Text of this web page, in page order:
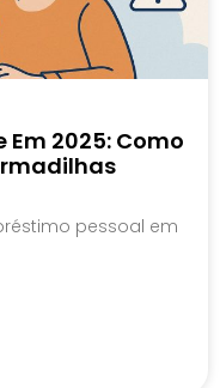
Em 2025: Como
pessoal em